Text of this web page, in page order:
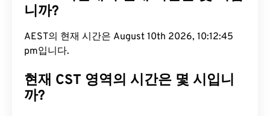
니까?
AEST의 현재 시간은 August 10th 2026, 10:12:46
pm입니다.
현재 CST 영역의 시간은 몇 시입니
까?